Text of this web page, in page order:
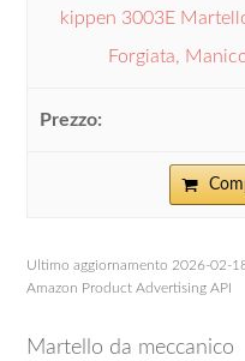
kippen 3003E
Forgiata,
Ultimo aggiornamento 2026-02-
Amazon Product Advertising API
Martello da meccanico